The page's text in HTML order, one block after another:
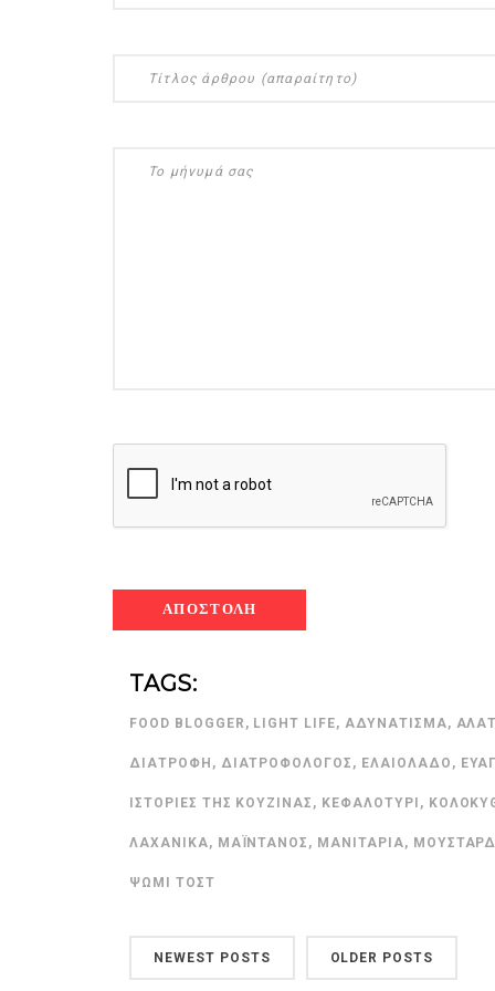
TAGS:
FOOD BLOGGER , LIGHT LIFE, ΑΔΥΝΆΤΙΣΜΑ,
ΔΙΑΤΡΟΦΉ , ΔΙΑΤΡΟΦΟΛΌΓΟΣ , ΕΛΑΙΌΛΑΔΟ ,
ΙΣΤΟΡΊΕΣ ΤΗΣ ΚΟΥΖΊΝΑΣ , ΚΕΦΑΛΟΤΎΡΙ ,
ΛΑΧΑΝΙΚΆ, ΜΑΪΝΤΑΝΌΣ , ΜΑΝΙΤΆΡΙΑ,
ΨΩΜΊ ΤΟΣΤ
NEWEST POSTS OLDER POSTS